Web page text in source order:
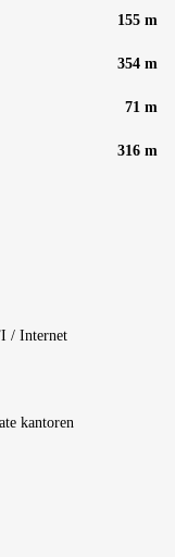
155 m
354 m
71 m
316 m
/ Internet
kantoren